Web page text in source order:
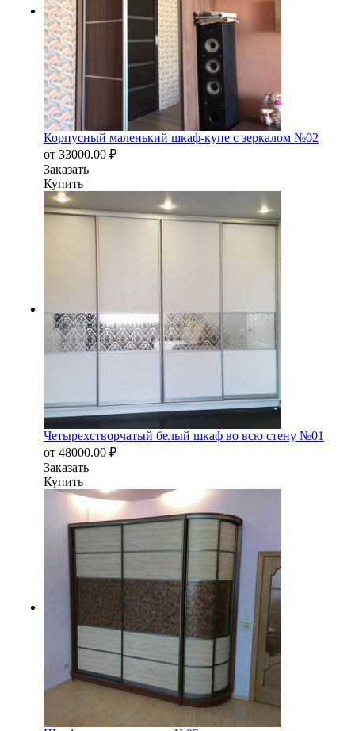
Корпусный маленький шкаф-купе с зеркалом №02
от 33000.00 ₽
Заказать
Купить
Четырехстворчатый белый шкаф во всю стену №01
от 48000.00 ₽
Заказать
Купить